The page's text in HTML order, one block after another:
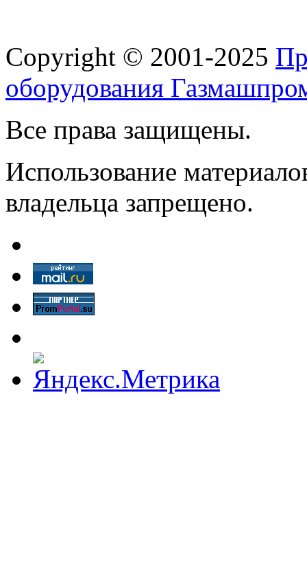
Copyright © 2001-2025
оборудования
Все права защищены.
Использование
владельца запрещено.